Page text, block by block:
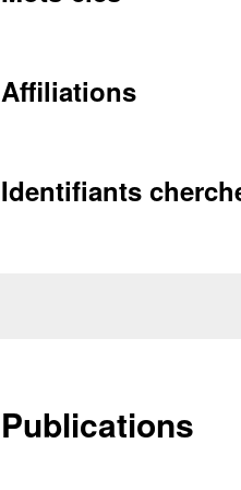
Affiliations
Identifiants
Publications